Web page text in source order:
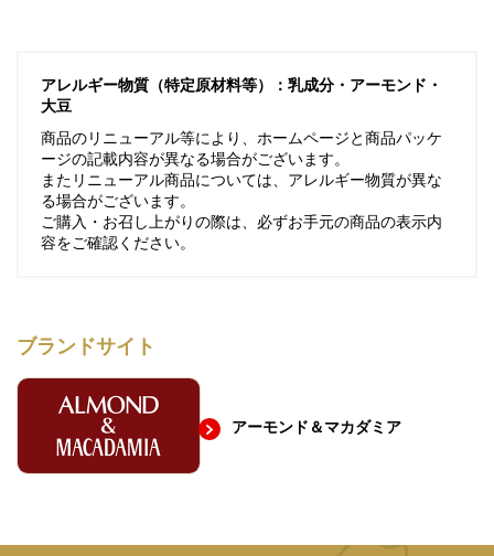
アレルギー物質（特定原材料等）：乳成分・アーモンド・
大豆
商品のリニューアル等により、ホームページと商品パッケ
ージの記載内容が異なる場合がございます。
またリニューアル商品については、アレルギー物質が異な
る場合がございます。
ご購入・お召し上がりの際は、必ずお手元の商品の表示内
容をご確認ください。
ブランドサイト
アーモンド＆マカダミア